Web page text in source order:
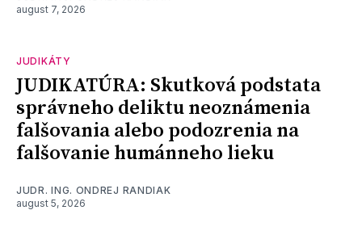
august 7, 2026
JUDIKÁTY
JUDIKATÚRA: Skutková podstata
správneho deliktu neoznámenia
falšovania alebo podozrenia na
falšovanie humánneho lieku
JUDR. ING. ONDREJ RANDIAK
august 5, 2026